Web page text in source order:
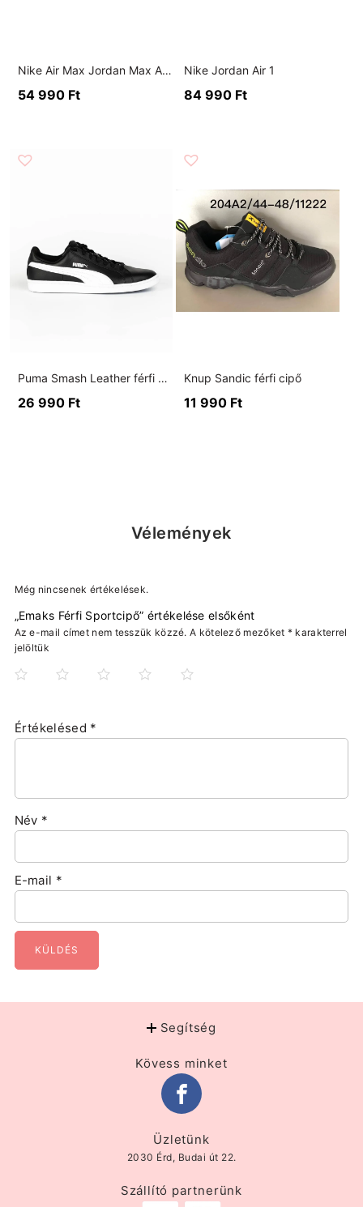
Nike Air Max Jordan Max Aura
54 990 Ft
Nike Jordan Air 1
84 990 Ft
Puma Smash Leather férfi cipő
26 990 Ft
Knup Sandic férfi cipő
11 990 Ft
Vélemények
Még nincsenek értékelések.
„Emaks Férfi Sportcipő” értékelése elsőként
Az e-mail címet nem tesszük közzé. A kötelező mezőket * karakterrel
jelöltük
Értékelésed *
Név *
E-mail *
Segítség
Kövess minket
Üzletünk
2030 Érd, Budai út 22.
Szállító partnerünk